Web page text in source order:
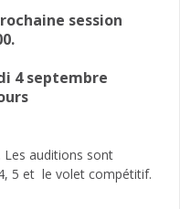
session
4 septembre
Les auditions sont
5 et le volet compétitif.